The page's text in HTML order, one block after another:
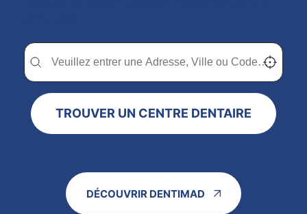
Trouver un centre dentaire Dentimad près de
Trouver un centre dentaire Dentimad près de chez vous Localisez-
TROUVER UN CENTRE DENTAIRE
DÉCOUVRIR DENTIMAD